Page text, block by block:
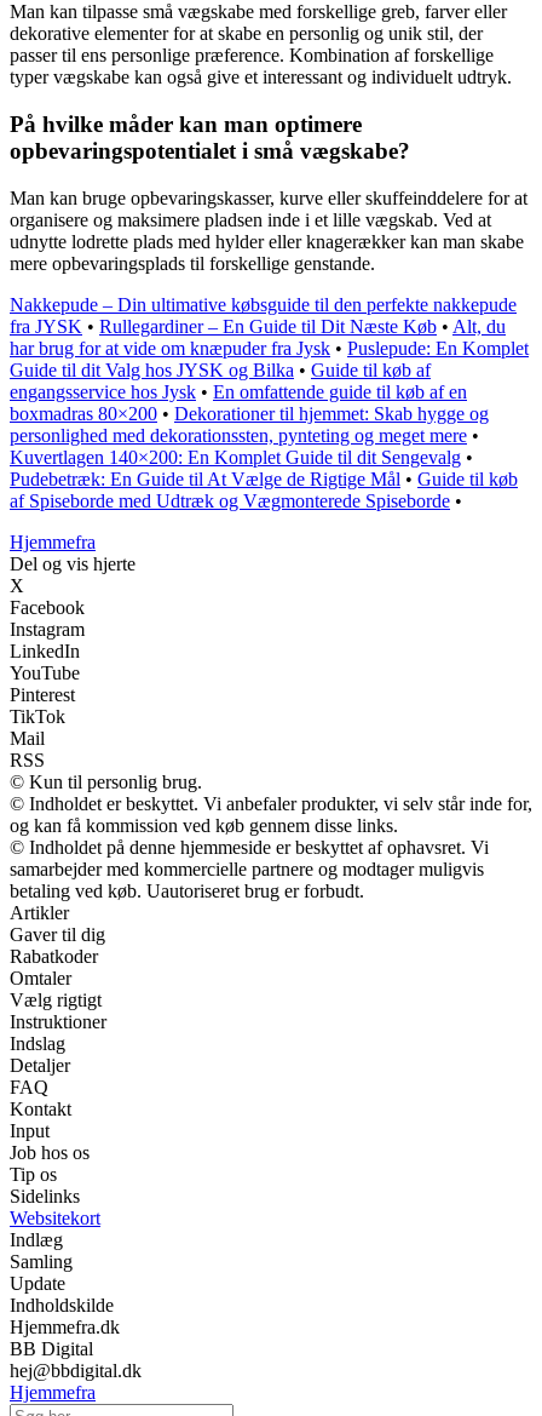
Man kan tilpasse små vægskabe med forskellige greb, farver eller
dekorative elementer for at skabe en personlig og unik stil, der
passer til ens personlige præference. Kombination af forskellige
typer vægskabe kan også give et interessant og individuelt udtryk.
På hvilke måder kan man optimere
opbevaringspotentialet i små vægskabe?
Man kan bruge opbevaringskasser, kurve eller skuffeinddelere for at
organisere og maksimere pladsen inde i et lille vægskab. Ved at
udnytte lodrette plads med hylder eller knagerækker kan man skabe
mere opbevaringsplads til forskellige genstande.
Nakkepude – Din ultimative købsguide til den perfekte nakkepude
fra JYSK • Rullegardiner – En Guide til Dit Næste Køb • Alt, du
har brug for at vide om knæpuder fra Jysk • Puslepude: En Komplet
Guide til dit Valg hos JYSK og Bilka • Guide til køb af
engangsservice hos Jysk • En omfattende guide til køb af en
boxmadras 80×200 • Dekorationer til hjemmet: Skab hygge og
personlighed med dekorationssten, pynteting og meget mere •
Kuvertlagen 140×200: En Komplet Guide til dit Sengevalg •
Pudebetræk: En Guide til At Vælge de Rigtige Mål • Guide til køb
af Spiseborde med Udtræk og Vægmonterede Spiseborde •
Hjemmefra
Del og vis hjerte
X
Facebook
Instagram
LinkedIn
YouTube
Pinterest
TikTok
Mail
RSS
© Kun til personlig brug.
© Indholdet er beskyttet. Vi anbefaler produkter, vi selv står inde for,
og kan få kommission ved køb gennem disse links.
© Indholdet på denne hjemmeside er beskyttet af ophavsret. Vi
samarbejder med kommercielle partnere og modtager muligvis
betaling ved køb. Uautoriseret brug er forbudt.
Artikler
Gaver til dig
Rabatkoder
Omtaler
Vælg rigtigt
Instruktioner
Indslag
Detaljer
FAQ
Kontakt
Input
Job hos os
Tip os
Sidelinks
Websitekort
Indlæg
Samling
Update
Indholdskilde
Hjemmefra.dk
BB Digital
hej@bbdigital.dk
Hjemmefra